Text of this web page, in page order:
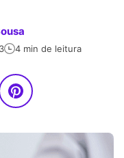
4 min de leitura